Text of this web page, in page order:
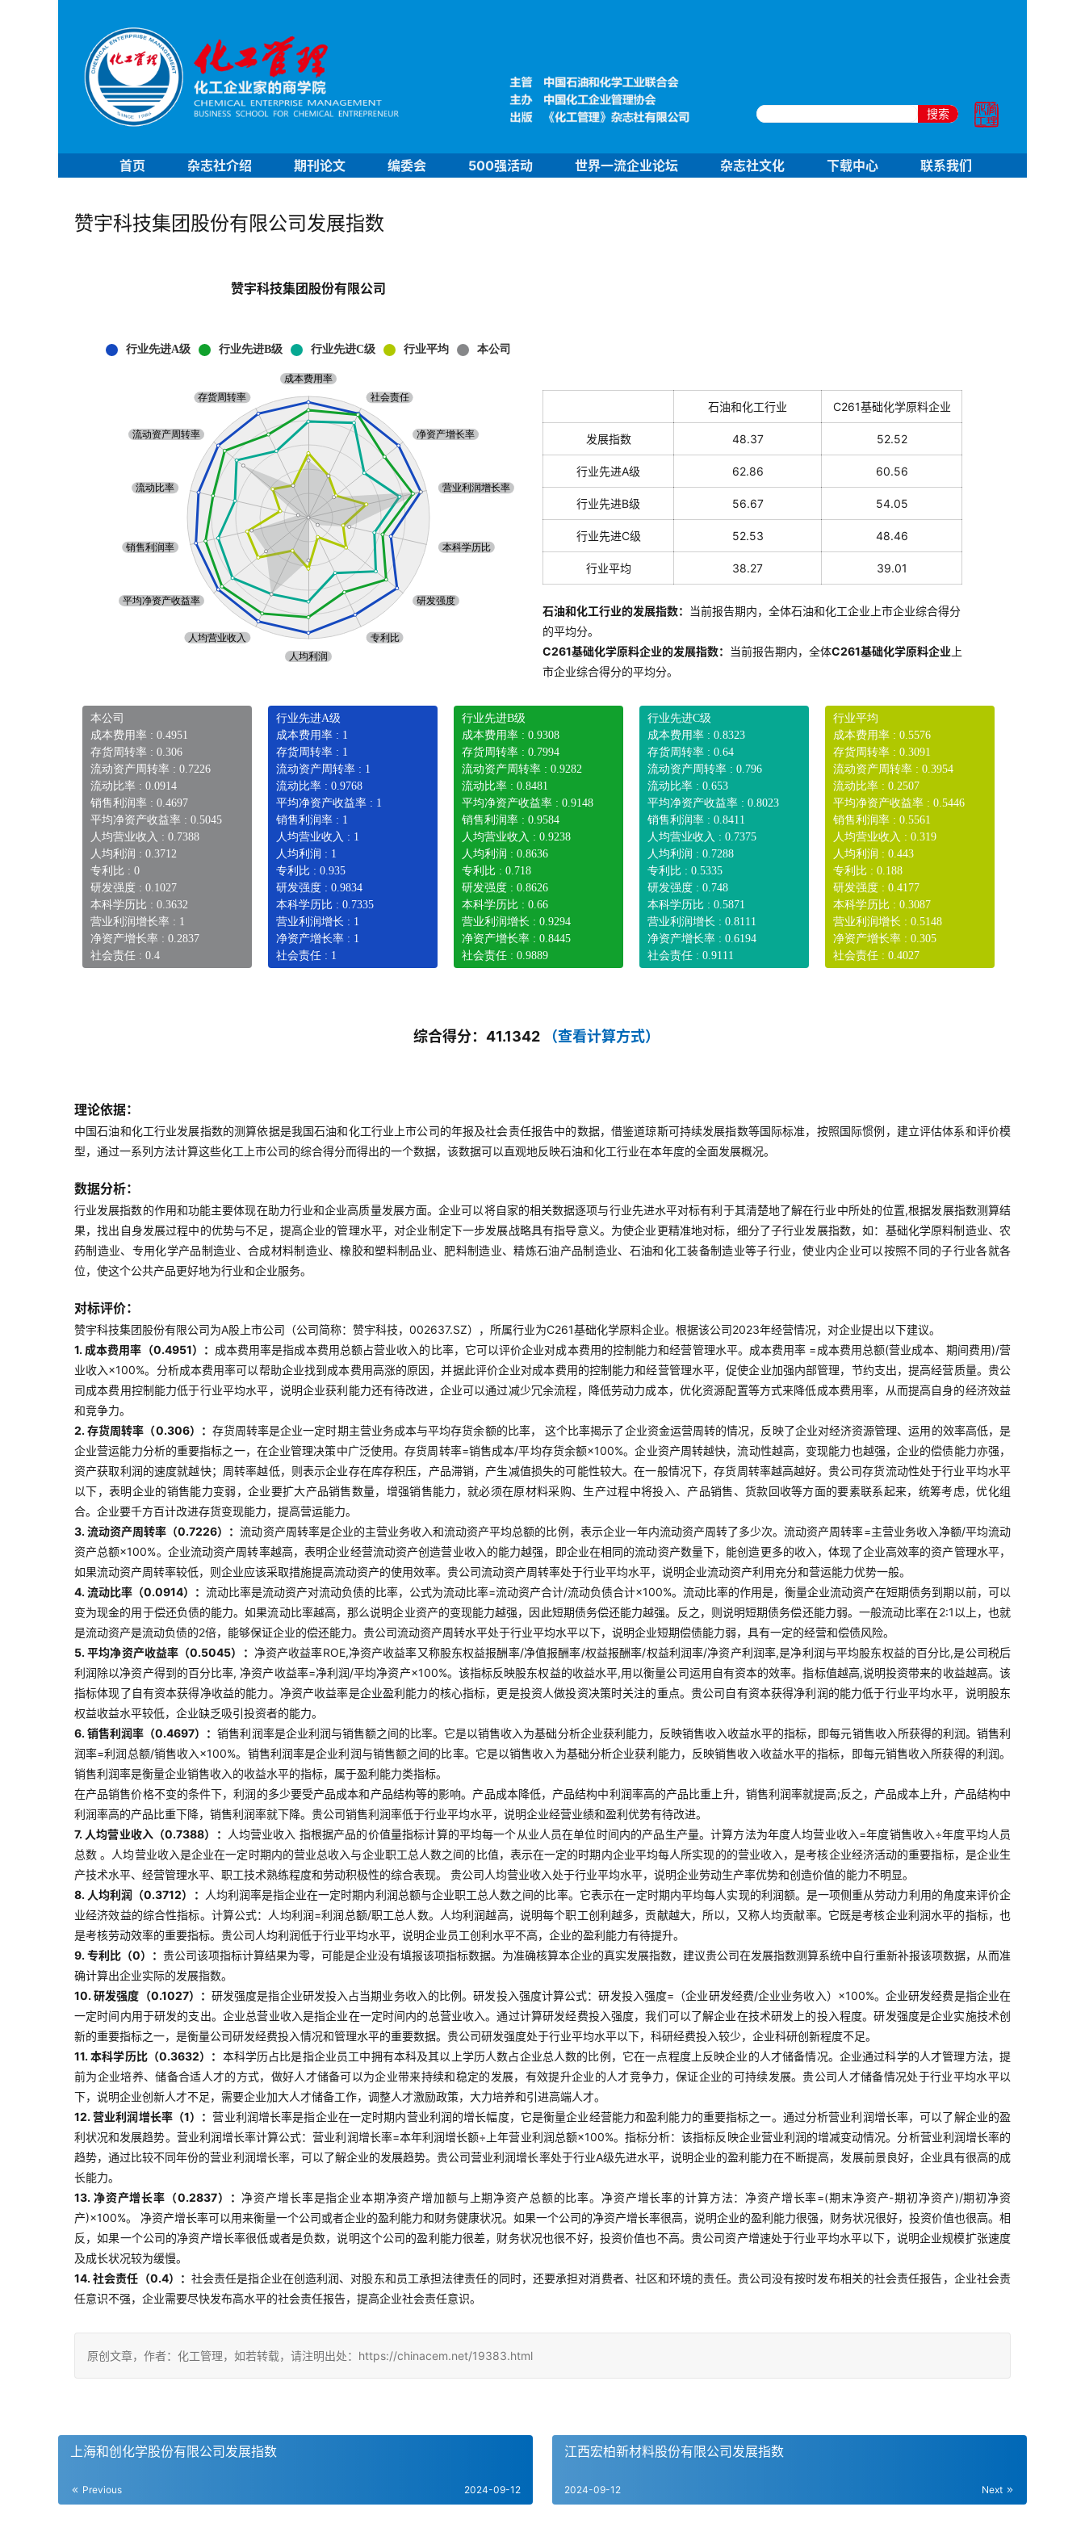
搜索
首页 杂志社介绍 期刊论文 编委会 500强活动 世界一流企业论坛 杂志社文化 下载中心 联系我们
赞宇科技集团股份有限公司发展指数
赞宇科技集团股份有限公司
石油和化工行业 C261基础化学原料企业
发展指数 48.37 52.52
行业先进A级 62.86 60.56
行业先进B级 56.67 54.05
行业先进C级 52.53 48.46
行业平均 38.27 39.01
石油和化工行业的发展指数： 当前报告期内，全体石油和化工企业上市企业综合得分
的平均分。
C261基础化学原料企业的发展指数： 当前报告期内，全体C261基础化学原料企业 上
市企业综合得分的平均分。
本公司
成本费用率 : 0.4951
存货周转率 : 0.306
流动资产周转率 : 0.7226
流动比率 : 0.0914
销售利润率 : 0.4697
平均净资产收益率 : 0.5045
人均营业收入 : 0.7388
人均利润 : 0.3712
专利比 : 0
研发强度 : 0.1027
本科学历比 : 0.3632
营业利润增长率 : 1
净资产增长率 : 0.2837
社会责任 : 0.4
行业先进A级
成本费用率 : 1
存货周转率 : 1
流动资产周转率 : 1
流动比率 : 0.9768
平均净资产收益率 : 1
销售利润率 : 1
人均营业收入 : 1
人均利润 : 1
专利比 : 0.935
研发强度 : 0.9834
本科学历比 : 0.7335
营业利润增长 : 1
净资产增长率 : 1
社会责任 : 1
行业先进B级
成本费用率 : 0.9308
存货周转率 : 0.7994
流动资产周转率 : 0.9282
流动比率 : 0.8481
平均净资产收益率 : 0.9148
销售利润率 : 0.9584
人均营业收入 : 0.9238
人均利润 : 0.8636
专利比 : 0.718
研发强度 : 0.8626
本科学历比 : 0.66
营业利润增长 : 0.9294
净资产增长率 : 0.8445
社会责任 : 0.9889
行业先进C级
成本费用率 : 0.8323
存货周转率 : 0.64
流动资产周转率 : 0.796
流动比率 : 0.653
平均净资产收益率 : 0.8023
销售利润率 : 0.8411
人均营业收入 : 0.7375
人均利润 : 0.7288
专利比 : 0.5335
研发强度 : 0.748
本科学历比 : 0.5871
营业利润增长 : 0.8111
净资产增长率 : 0.6194
社会责任 : 0.9111
行业平均
成本费用率 : 0.5576
存货周转率 : 0.3091
流动资产周转率 : 0.3954
流动比率 : 0.2507
平均净资产收益率 : 0.5446
销售利润率 : 0.5561
人均营业收入 : 0.319
人均利润 : 0.443
专利比 : 0.188
研发强度 : 0.4177
本科学历比 : 0.3087
营业利润增长 : 0.5148
净资产增长率 : 0.305
社会责任 : 0.4027
综合得分：41.1342 （查看计算方式）
理论依据：
中国石油和化工行业发展指数的测算依据是我国石油和化工行业上市公司的年报及社会责任报告中的数据，借鉴道琼斯可持续发展指数等国际标准，按照国际惯例，建立评估体系和评价模
型，通过一系列方法计算这些化工上市公司的综合得分而得出的一个数据，该数据可以直观地反映石油和化工行业在本年度的全面发展概况。
数据分析：
行业发展指数的作用和功能主要体现在助力行业和企业高质量发展方面。企业可以将自家的相关数据逐项与行业先进水平对标有利于其清楚地了解在行业中所处的位置,根据发展指数测算结
果，找出自身发展过程中的优势与不足，提高企业的管理水平，对企业制定下一步发展战略具有指导意义。为使企业更精准地对标，细分了子行业发展指数，如：基础化学原料制造业、农
药制造业、专用化学产品制造业、合成材料制造业、橡胶和塑料制品业、肥料制造业、精炼石油产品制造业、石油和化工装备制造业等子行业，使业内企业可以按照不同的子行业各就各
位，使这个公共产品更好地为行业和企业服务。
对标评价：
赞宇科技集团股份有限公司为A股上市公司（公司简称：赞宇科技，002637.SZ），所属行业为C261基础化学原料企业。根据该公司2023年经营情况，对企业提出以下建议。
1. 成本费用率（0.4951）： 成本费用率是指成本费用总额占营业收入的比率，它可以评价企业对成本费用的控制能力和经营管理水平。成本费用率 =成本费用总额(营业成本、期间费用)/营
业收入×100%。分析成本费用率可以帮助企业找到成本费用高涨的原因，并据此评价企业对成本费用的控制能力和经营管理水平，促使企业加强内部管理，节约支出，提高经营质量。贵公
司成本费用控制能力低于行业平均水平，说明企业获利能力还有待改进，企业可以通过减少冗余流程，降低劳动力成本，优化资源配置等方式来降低成本费用率，从而提高自身的经济效益
和竞争力。
2. 存货周转率（0.306）： 存货周转率是企业一定时期主营业务成本与平均存货余额的比率， 这个比率揭示了企业资金运营周转的情况，反映了企业对经济资源管理、运用的效率高低，是
企业营运能力分析的重要指标之一，在企业管理决策中广泛使用。存货周转率=销售成本/平均存货余额×100%。企业资产周转越快，流动性越高，变现能力也越强，企业的偿债能力亦强，
资产获取利润的速度就越快；周转率越低，则表示企业存在库存积压，产品滞销，产生减值损失的可能性较大。在一般情况下，存货周转率越高越好。贵公司存货流动性处于行业平均水平
以下，表明企业的销售能力变弱，企业要扩大产品销售数量，增强销售能力，就必须在原材料采购、生产过程中将投入、产品销售、货款回收等方面的要素联系起来，统筹考虑，优化组
合。企业要千方百计改进存货变现能力，提高营运能力。
3. 流动资产周转率（0.7226）：流动资产周转率是企业的主营业务收入和流动资产平均总额的比例，表示企业一年内流动资产周转了多少次。流动资产周转率=主营业务收入净额/平均流动
资产总额×100%。企业流动资产周转率越高，表明企业经营流动资产创造营业收入的能力越强，即企业在相同的流动资产数量下，能创造更多的收入，体现了企业高效率的资产管理水平，
如果流动资产周转率较低，则企业应该采取措施提高流动资产的使用效率。贵公司流动资产周转率处于行业平均水平，说明企业流动资产利用充分和营运能力优势一般。
4. 流动比率（0.0914）： 流动比率是流动资产对流动负债的比率，公式为流动比率=流动资产合计/流动负债合计×100%。流动比率的作用是，衡量企业流动资产在短期债务到期以前，可以
变为现金的用于偿还负债的能力。如果流动比率越高，那么说明企业资产的变现能力越强，因此短期债务偿还能力越强。反之，则说明短期债务偿还能力弱。一般流动比率在2:1以上，也就
是流动资产是流动负债的2倍，能够保证企业的偿还能力。贵公司流动资产周转水平处于行业平均水平以下，说明企业短期偿债能力弱，具有一定的经营和偿债风险。
5. 平均净资产收益率（0.5045）： 净资产收益率ROE,净资产收益率又称股东权益报酬率/净值报酬率/权益报酬率/权益利润率/净资产利润率,是净利润与平均股东权益的百分比,是公司税后
利润除以净资产得到的百分比率, 净资产收益率=净利润/平均净资产×100%。该指标反映股东权益的收益水平,用以衡量公司运用自有资本的效率。指标值越高,说明投资带来的收益越高。该
指标体现了自有资本获得净收益的能力。净资产收益率是企业盈利能力的核心指标，更是投资人做投资决策时关注的重点。贵公司自有资本获得净利润的能力低于行业平均水平，说明股东
权益收益水平较低，企业缺乏吸引投资者的能力。
6. 销售利润率（0.4697）：销售利润率是企业利润与销售额之间的比率。它是以销售收入为基础分析企业获利能力，反映销售收入收益水平的指标，即每元销售收入所获得的利润。销售利
润率=利润总额/销售收入×100%。销售利润率是企业利润与销售额之间的比率。它是以销售收入为基础分析企业获利能力，反映销售收入收益水平的指标，即每元销售收入所获得的利润。
销售利润率是衡量企业销售收入的收益水平的指标，属于盈利能力类指标。
在产品销售价格不变的条件下，利润的多少要受产品成本和产品结构等的影响。产品成本降低，产品结构中利润率高的产品比重上升，销售利润率就提高;反之，产品成本上升，产品结构中
利润率高的产品比重下降，销售利润率就下降。贵公司销售利润率低于行业平均水平，说明企业经营业绩和盈利优势有待改进。
7. 人均营业收入（0.7388）：
人均营业收入 指根据产品的价值量指标计算的平均每一个从业人员在单位时间内的产品生产量。计算方法为年度人均营业收入=年度销售收入÷年度平均人员
总数 。人均营业收入是企业在一定时期内的营业总收入与企业职工总人数之间的比值，表示在一定的时期内企业平均每人所实现的的营业收入，是考核企业经济活动的重要指标，是企业生
产技术水平、经营管理水平、职工技术熟练程度和劳动积极性的综合表现。 贵公司人均营业收入处于行业平均水平，说明企业劳动生产率优势和创造价值的能力不明显。
8. 人均利润（0.3712）：
人均利润率是指企业在一定时期内利润总额与企业职工总人数之间的比率。它表示在一定时期内平均每人实现的利润额。是一项侧重从劳动力利用的角度来评价企
业经济效益的综合性指标。计算公式：人均利润=利润总额/职工总人数。人均利润越高，说明每个职工创利越多，贡献越大，所以，又称人均贡献率。它既是考核企业利润水平的指标，也
是考核劳动效率的重要指标。贵公司人均利润低于行业平均水平，说明企业员工创利水平不高，企业的盈利能力有待提升。
9. 专利比（0）： 贵公司该项指标计算结果为零，可能是企业没有填报该项指标数据。为准确核算本企业的真实发展指数，建议贵公司在发展指数测算系统中自行重新补报该项数据，从而准
确计算出企业实际的发展指数。
10. 研发强度（0.1027）： 研发强度是指企业研发投入占当期业务收入的比例。研发投入强度计算公式：研发投入强度=（企业研发经费/企业业务收入）×100%。企业研发经费是指企业在
一定时间内用于研发的支出。企业总营业收入是指企业在一定时间内的总营业收入。通过计算研发经费投入强度，我们可以了解企业在技术研发上的投入程度。研发强度是企业实施技术创
新的重要指标之一，是衡量公司研发经费投入情况和管理水平的重要数据。贵公司研发强度处于行业平均水平以下，科研经费投入较少，企业科研创新程度不足。
11. 本科学历比（0.3632）： 本科学历占比是指企业员工中拥有本科及其以上学历人数占企业总人数的比例，它在一点程度上反映企业的人才储备情况。企业通过科学的人才管理方法，提
前为企业培养、储备合适人才的方式，做好人才储备可以为企业带来持续和稳定的发展，有效提升企业的人才竞争力，保证企业的可持续发展。贵公司人才储备情况处于行业平均水平以
下，说明企业创新人才不足，需要企业加大人才储备工作，调整人才激励政策，大力培养和引进高端人才。
12. 营业利润增长率（1）：营业利润增长率是指企业在一定时期内营业利润的增长幅度，它是衡量企业经营能力和盈利能力的重要指标之一。通过分析营业利润增长率，可以了解企业的盈
利状况和发展趋势。营业利润增长率计算公式：营业利润增长率=本年利润增长额÷上年营业利润总额×100%。指标分析：该指标反映企业营业利润的增减变动情况。分析营业利润增长率的
趋势，通过比较不同年份的营业利润增长率，可以了解企业的发展趋势。贵公司营业利润增长率处于行业A级先进水平，说明企业的盈利能力在不断提高，发展前景良好，企业具有很高的成
长能力。
13. 净资产增长率（0.2837）： 净资产增长率是指企业本期净资产增加额与上期净资产总额的比率。净资产增长率的计算方法：净资产增长率=(期末净资产-期初净资产)/期初净资
产)×100%。 净资产增长率可以用来衡量一个公司或者企业的盈利能力和财务健康状况。如果一个公司的净资产增长率很高，说明企业的盈利能力很强，财务状况很好，投资价值也很高。相
反，如果一个公司的净资产增长率很低或者是负数，说明这个公司的盈利能力很差，财务状况也很不好，投资价值也不高。贵公司资产增速处于行业平均水平以下，说明企业规模扩张速度
及成长状况较为缓慢。
14. 社会责任（0.4）： 社会责任是指企业在创造利润、对股东和员工承担法律责任的同时，还要承担对消费者、社区和环境的责任。贵公司没有按时发布相关的社会责任报告，企业社会责
任意识不强，企业需要尽快发布高水平的社会责任报告，提高企业社会责任意识。
原创文章，作者：化工管理，如若转载，请注明出处：https://chinacem.net/19383.html
上海和创化学股份有限公司发展指数
Previous 2024-09-12
江西宏柏新材料股份有限公司发展指数
Next
2024-09-12